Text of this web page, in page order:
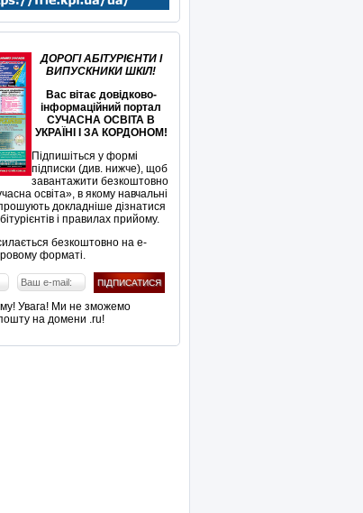
ДОРОГІ АБІТУРІЄНТИ І
ВИПУСКНИКИ ШКІЛ!
Вас вітає довідково-
інформаційний портал
СУЧАСНА ОСВІТА В
УКРАЇНІ І ЗА КОРДОНОМ!
Підпишіться у формі
підписки (див. нижче), щоб
завантажити безкоштовно
освіта», в якому навчальні
докладніше дізнатися
і правилах прийому.
безкоштовно на е-
форматі.
Увага! Ми не зможемо
на домени .ru!